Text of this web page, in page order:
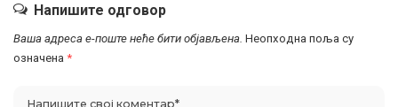
Напишите одговор
Ваша адреса е-поште неће бити објављена. Неопходна поља су
означена *